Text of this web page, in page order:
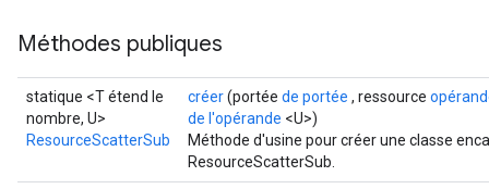
Méthodes publiques
statique <T étend le
nombre, U>
ResourceScatterSub
créer(portée de portée , ressource
de l'opérande <U>)
Méthode d'usine pour créer une classe
ResourceScatterSub.